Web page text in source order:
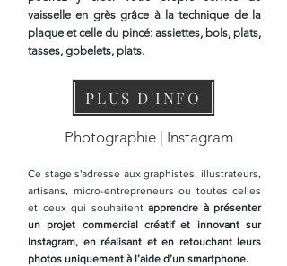
vaisselle en grès grâce à la technique de la
plaque et celle du pincé: assiettes, bols, plats,
tasses, gobelets, plats.
PLUS D'INFO
Photographie | Instagram
Ce stage s'adresse aux graphistes, illustrateurs,
artisans, micro-entrepreneurs ou toutes celles
et ceux qui souhaitent apprendre à présenter
un projet commercial créatif et innovant sur
Instagram, en réalisant et en retouchant leurs
photos uniquement à l’aide d’un smartphone.